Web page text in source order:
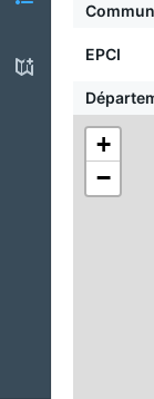
EPCI
+
−